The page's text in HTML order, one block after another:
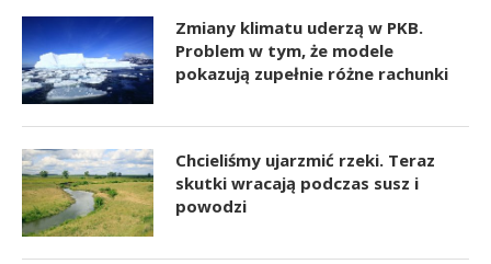
Zmiany klimatu uderzą w PKB.
Problem w tym, że modele
pokazują zupełnie różne rachunki
Chcieliśmy ujarzmić rzeki. Teraz
skutki wracają podczas susz i
powodzi